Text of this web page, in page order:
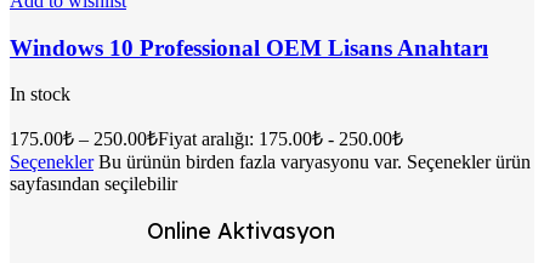
Windows 10 Professional OEM Lisans Anahtarı
In stock
175.00₺ – 250.00₺Fiyat aralığı: 175.00₺ - 250.00₺
Seçenekler Bu ürünün birden fazla varyasyonu var. Seçenekler ürün
sayfasından seçilebilir
Online Aktivasyon